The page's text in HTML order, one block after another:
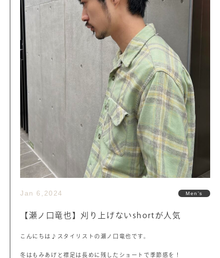
Jan 6,2024 Men's
【瀬ノ口竜也】刈り上げないshortが人気
こんにちは♪スタイリストの瀬ノ口竜也です。
冬はもみあげと襟足は長めに残したショートで季節感を！